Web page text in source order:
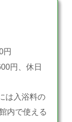
円
円、休日
は入浴料の
内で使える